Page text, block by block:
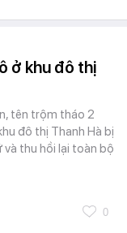
ở khu đô thị
tên trộm tháo 2
đô thị Thanh Hà bị
thu hồi lại toàn bộ
0